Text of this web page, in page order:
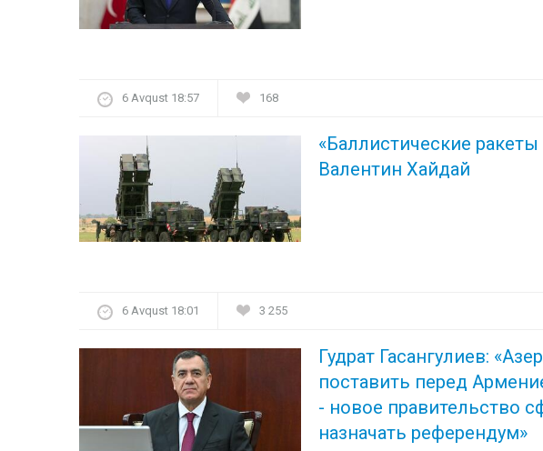
6 Avqust 18:57 168
«Баллистические ракеты
Валентин Хайдай
6 Avqust 18:01 3 255
Гудрат Гасангулиев:
поставить перед
- новое правительство
назначать референдум»